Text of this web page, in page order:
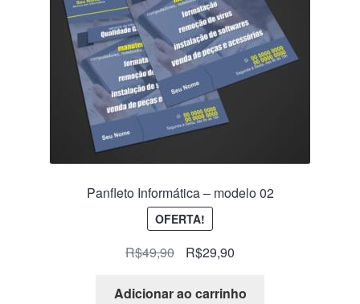
Panfleto Informática – modelo 02
OFERTA!
R$49,90 R$29,90
Adicionar ao carrinho